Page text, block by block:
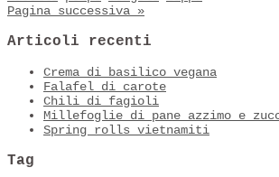
Pagina successiva »
Articoli recenti
Crema di basilico vegana
Falafel di carote
Chili di fagioli
Millefoglie di pane azzimo e
Spring rolls vietnamiti
Tag